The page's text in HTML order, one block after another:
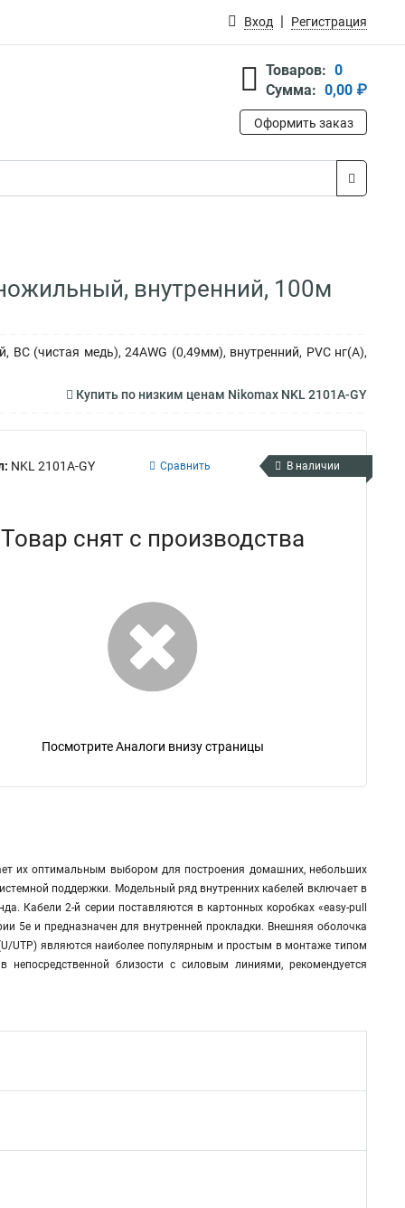
Вход Регистрация
Товаров: 0
Сумма: 0,00 ₽
Оформить заказ
внутренний, 100м
(чистая медь), 24AWG (0,49мм), внутренний, PVC нг(А),
Купить по низким ценам Nikomax NKL 2101A-GY
NKL 2101A-GY Сравнить В наличии
Товар снят с производства
Посмотрите Аналоги внизу страницы
их оптимальным выбором для построения домашних, небольших
поддержки. Модельный ряд внутренних кабелей включает в
Кабели 2-й серии поставляются в картонных коробках «easy-pull
5e и предназначен для внутренней прокладки. Внешняя оболочка
UTP) являются наиболее популярным и простым в монтаже типом
близости с силовым линиями, рекомендуется